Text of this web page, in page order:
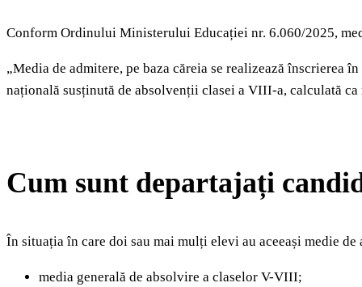
Conform Ordinului Ministerului Educației nr. 6.060/2025,
„Media de admitere, pe baza căreia se realizează înscrierea
națională susținută de absolvenții clasei a VIII-a, calculată
Cum sunt departajați
În situația în care doi sau mai mulți elevi au aceeași medie
media generală de absolvire a claselor V-VIII;